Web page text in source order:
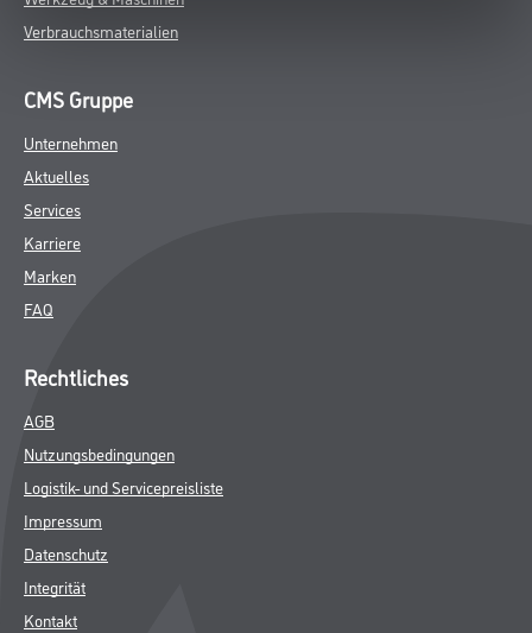
Verbrauchsmaterialien
CMS Gruppe
Unternehmen
Aktuelles
Services
Karriere
Marken
FAQ
Rechtliches
AGB
Nutzungsbedingungen
Logistik- und Servicepreisliste
Impressum
Datenschutz
Integrität
Kontakt